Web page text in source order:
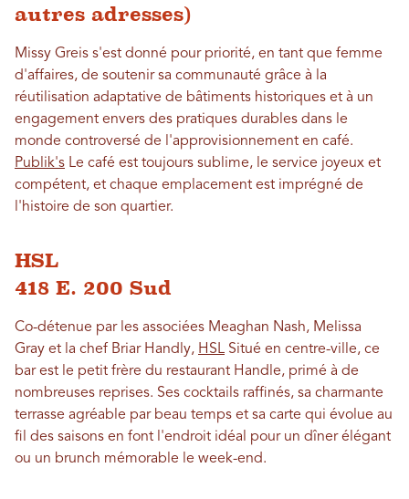
autres adresses)
Missy Greis s'est donné pour priorité, en tant que femme
d'affaires, de soutenir sa communauté grâce à la
réutilisation adaptative de bâtiments historiques et à un
engagement envers des pratiques durables dans le
monde controversé de l'approvisionnement en café.
Publik's Le café est toujours sublime, le service joyeux et
compétent, et chaque emplacement est imprégné de
l'histoire de son quartier.
HSL
418 E. 200 Sud
Co-détenue par les associées Meaghan Nash, Melissa
Gray et la chef Briar Handly, HSL Situé en centre-ville, ce
bar est le petit frère du restaurant Handle, primé à de
nombreuses reprises. Ses cocktails raffinés, sa charmante
terrasse agréable par beau temps et sa carte qui évolue au
fil des saisons en font l'endroit idéal pour un dîner élégant
ou un brunch mémorable le week-end.